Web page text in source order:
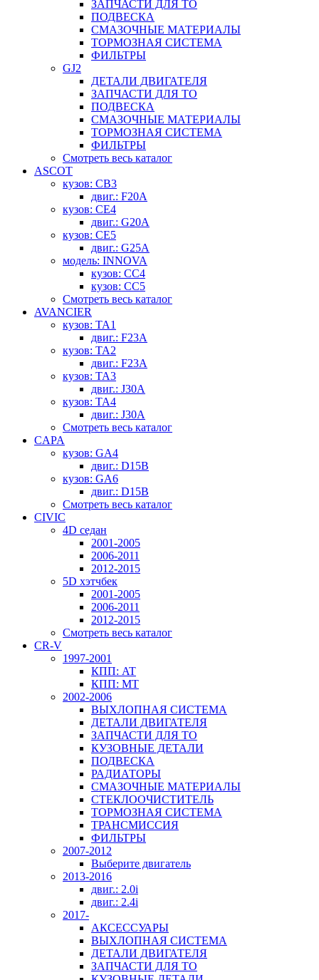
ЗАПЧАСТИ ДЛЯ ТО
ПОДВЕСКА
СМАЗОЧНЫЕ МАТЕРИАЛЫ
ТОРМОЗНАЯ СИСТЕМА
ФИЛЬТРЫ
GJ2
ДЕТАЛИ ДВИГАТЕЛЯ
ЗАПЧАСТИ ДЛЯ ТО
ПОДВЕСКА
СМАЗОЧНЫЕ МАТЕРИАЛЫ
ТОРМОЗНАЯ СИСТЕМА
ФИЛЬТРЫ
Смотреть весь каталог
ASCOT
кузов: CB3
двиг.: F20A
кузов: CE4
двиг.: G20A
кузов: CE5
двиг.: G25A
модель: INNOVA
кузов: CC4
кузов: CC5
Смотреть весь каталог
AVANCIER
кузов: TA1
двиг.: F23A
кузов: TA2
двиг.: F23A
кузов: TA3
двиг.: J30A
кузов: TA4
двиг.: J30A
Смотреть весь каталог
CAPA
кузов: GA4
двиг.: D15B
кузов: GA6
двиг.: D15B
Смотреть весь каталог
CIVIC
4D седан
2001-2005
2006-2011
2012-2015
5D хэтчбек
2001-2005
2006-2011
2012-2015
Смотреть весь каталог
CR-V
1997-2001
КПП: AT
КПП: MT
2002-2006
ВЫХЛОПНАЯ СИСТЕМА
ДЕТАЛИ ДВИГАТЕЛЯ
ЗАПЧАСТИ ДЛЯ ТО
КУЗОВНЫЕ ДЕТАЛИ
ПОДВЕСКА
РАДИАТОРЫ
СМАЗОЧНЫЕ МАТЕРИАЛЫ
СТЕКЛООЧИСТИТЕЛЬ
ТОРМОЗНАЯ СИСТЕМА
ТРАНСМИССИЯ
ФИЛЬТРЫ
2007-2012
Выберите двигатель
2013-2016
двиг.: 2.0i
двиг.: 2.4i
2017-
АКСЕССУАРЫ
ВЫХЛОПНАЯ СИСТЕМА
ДЕТАЛИ ДВИГАТЕЛЯ
ЗАПЧАСТИ ДЛЯ ТО